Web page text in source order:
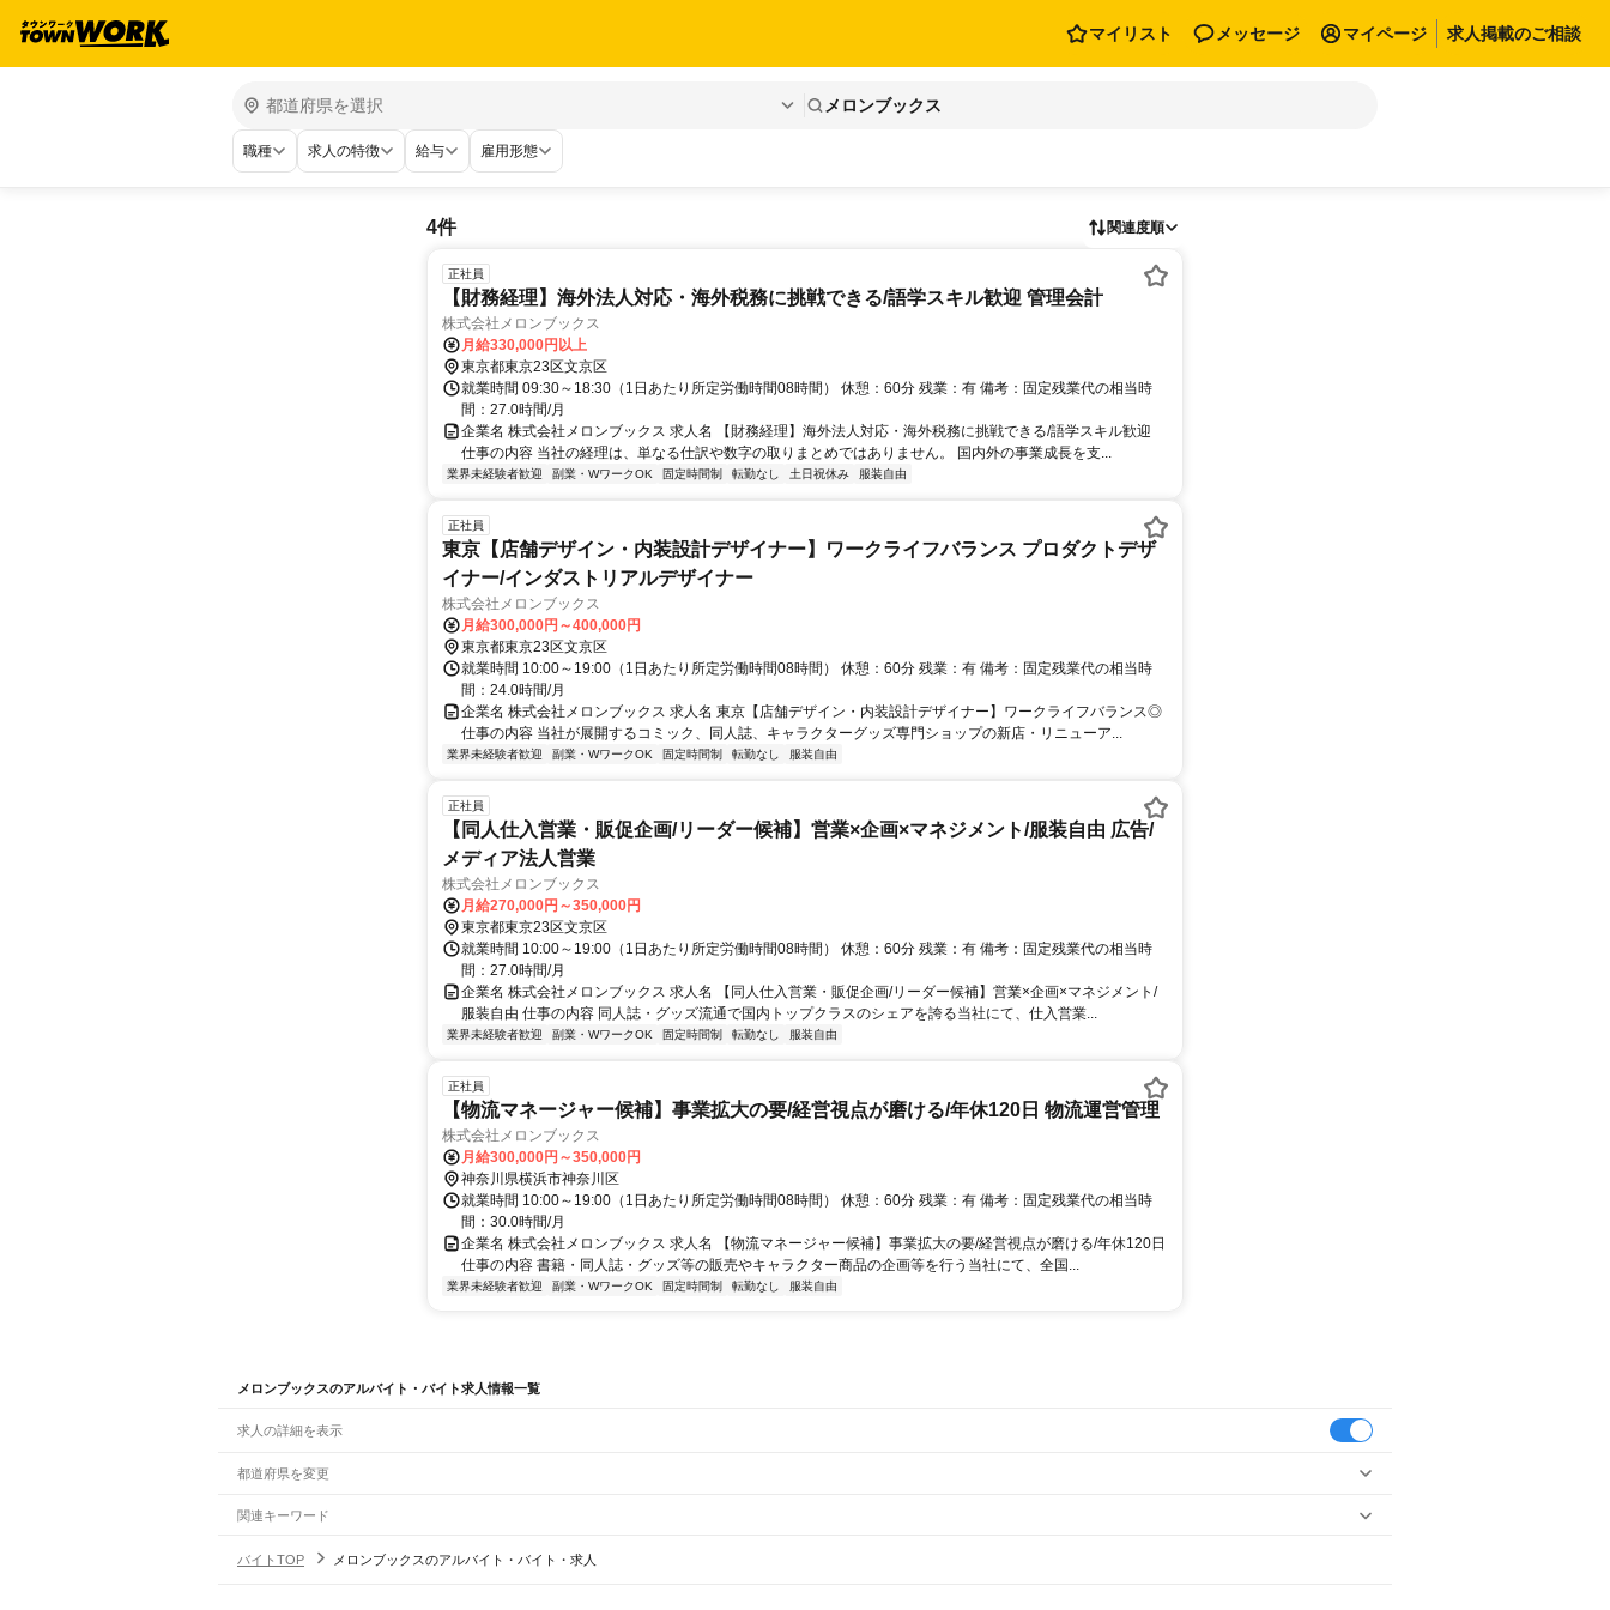
マイリスト メッセージ マイページ 求人掲載のご相談
メロンブックス
職種 求人の特徴 給与 雇用形態
4件 関連度順
正社員
【財務経理】海外法人対応・海外税務に挑戦できる/語学スキル歓迎 管理会計
株式会社メロンブックス
月給330,000円以上
東京都東京23区文京区
就業時間 09:30～18:30（1日あたり所定労働時間08時間） 休憩：60分 残業：有 備考：固定残業代の相当時
間：27.0時間/月
企業名 株式会社メロンブックス 求人名 【財務経理】海外法人対応・海外税務に挑戦できる/語学スキル歓迎
仕事の内容 当社の経理は、単なる仕訳や数字の取りまとめではありません。 国内外の事業成長を支...
業界未経験者歓迎 副業・WワークOK 固定時間制 転勤なし 土日祝休み 服装自由
正社員
東京【店舗デザイン・内装設計デザイナー】ワークライフバランス プロダクトデザ
イナー/インダストリアルデザイナー
株式会社メロンブックス
月給300,000円～400,000円
東京都東京23区文京区
就業時間 10:00～19:00（1日あたり所定労働時間08時間） 休憩：60分 残業：有 備考：固定残業代の相当時
間：24.0時間/月
企業名 株式会社メロンブックス 求人名 東京【店舗デザイン・内装設計デザイナー】ワークライフバランス◎
仕事の内容 当社が展開するコミック、同人誌、キャラクターグッズ専門ショップの新店・リニューア...
業界未経験者歓迎 副業・WワークOK 固定時間制 転勤なし 服装自由
正社員
【同人仕入営業・販促企画/リーダー候補】営業×企画×マネジメント/服装自由 広告/
メディア法人営業
株式会社メロンブックス
月給270,000円～350,000円
東京都東京23区文京区
就業時間 10:00～19:00（1日あたり所定労働時間08時間） 休憩：60分 残業：有 備考：固定残業代の相当時
間：27.0時間/月
企業名 株式会社メロンブックス 求人名 【同人仕入営業・販促企画/リーダー候補】営業×企画×マネジメント/
服装自由 仕事の内容 同人誌・グッズ流通で国内トップクラスのシェアを誇る当社にて、仕入営業...
業界未経験者歓迎 副業・WワークOK 固定時間制 転勤なし 服装自由
正社員
【物流マネージャー候補】事業拡大の要/経営視点が磨ける/年休120日 物流運営管理
株式会社メロンブックス
月給300,000円～350,000円
神奈川県横浜市神奈川区
就業時間 10:00～19:00（1日あたり所定労働時間08時間） 休憩：60分 残業：有 備考：固定残業代の相当時
間：30.0時間/月
企業名 株式会社メロンブックス 求人名 【物流マネージャー候補】事業拡大の要/経営視点が磨ける/年休120日
仕事の内容 書籍・同人誌・グッズ等の販売やキャラクター商品の企画等を行う当社にて、全国...
業界未経験者歓迎 副業・WワークOK 固定時間制 転勤なし 服装自由
メロンブックスのアルバイト・バイト求人情報一覧
求人の詳細を表示
都道府県を変更
関連キーワード
バイトTOP
メロンブックスのアルバイト・バイト・求人